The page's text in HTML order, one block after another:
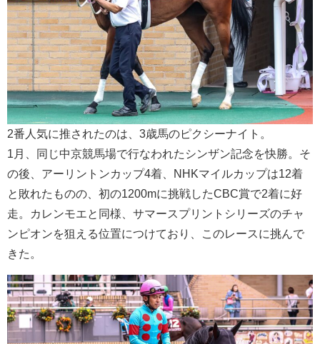
2番人気に推されたのは、3歳馬のピクシーナイト。
1月、同じ中京競馬場で行なわれたシンザン記念を快勝。そ
の後、アーリントンカップ4着、NHKマイルカップは12着
と敗れたものの、初の1200mに挑戦したCBC賞で2着に好
走。カレンモエと同様、サマースプリントシリーズのチャ
ンピオンを狙える位置につけており、このレースに挑んで
きた。